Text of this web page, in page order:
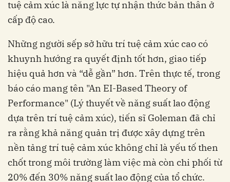
tuệ cảm xúc là năng lực tự nhận thức bản thân ở
cấp độ cao.
Những người sếp sở hữu trí tuệ cảm xúc cao có
khuynh hướng ra quyết định tốt hơn, giao tiếp
hiệu quả hơn và “dễ gần” hơn. Trên thực tế, trong
báo cáo mang tên "An EI-Based Theory of
Performance" (Lý thuyết về năng suất lao động
dựa trên trí tuệ cảm xúc), tiến sĩ Goleman đã chỉ
ra rằng khả năng quản trị được xây dựng trên
nền tảng trí tuệ cảm xúc không chỉ là yếu tố then
chốt trong môi trường làm việc mà còn chi phối từ
20% đến 30% năng suất lao động của tổ chức.